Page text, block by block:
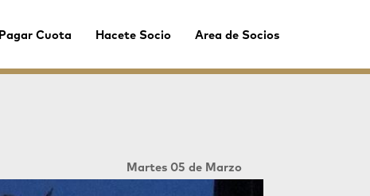
Pagar Cuota Hacete Socio Area de Socios
Martes 05 de Marzo